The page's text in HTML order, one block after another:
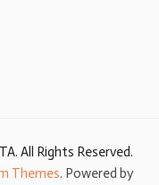
. All Rights Reserved.
Themes. Powered by